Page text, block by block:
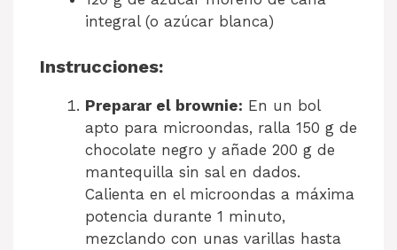
integral (o azúcar blanca)
Instrucciones:
Preparar el brownie: En un bol
apto para microondas, ralla 150 g de
chocolate negro y añade 200 g de
mantequilla sin sal en dados.
Calienta en el microondas a máxima
potencia durante 1 minuto,
mezclando con unas varillas hasta